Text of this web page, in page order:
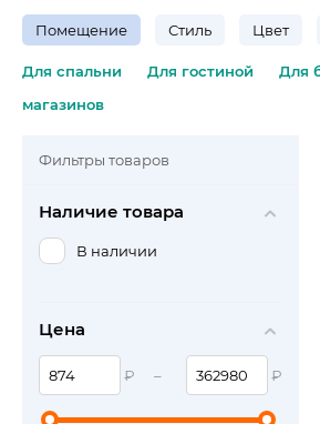
Помещение Стиль Цвет
Для спальни Для гостиной Для
магазинов
Фильтры товаров
Наличие товара
В наличии
Цена
₽ – ₽